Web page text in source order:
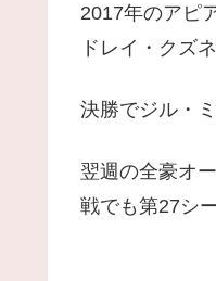
2017年のアピ
ドレイ・クズ
決勝でジル・
翌週の全豪オ
戦でも第27シ